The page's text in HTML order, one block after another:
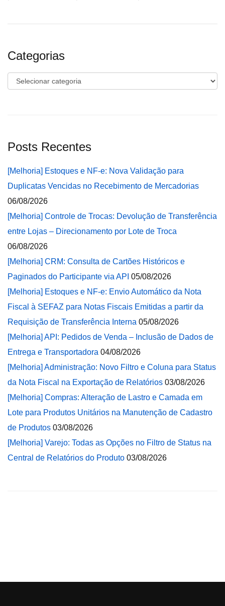
Categorias
Categorias
Posts Recentes
[Melhoria] Estoques e NF-e: Nova Validação para
Duplicatas Vencidas no Recebimento de Mercadorias
06/08/2026
[Melhoria] Controle de Trocas: Devolução de Transferência
entre Lojas – Direcionamento por Lote de Troca
06/08/2026
[Melhoria] CRM: Consulta de Cartões Históricos e
Paginados do Participante via API 05/08/2026
[Melhoria] Estoques e NF-e: Envio Automático da Nota
Fiscal à SEFAZ para Notas Fiscais Emitidas a partir da
Requisição de Transferência Interna 05/08/2026
[Melhoria] API: Pedidos de Venda – Inclusão de Dados de
Entrega e Transportadora 04/08/2026
[Melhoria] Administração: Novo Filtro e Coluna para Status
da Nota Fiscal na Exportação de Relatórios 03/08/2026
[Melhoria] Compras: Alteração de Lastro e Camada em
Lote para Produtos Unitários na Manutenção de Cadastro
de Produtos 03/08/2026
[Melhoria] Varejo: Todas as Opções no Filtro de Status na
Central de Relatórios do Produto 03/08/2026